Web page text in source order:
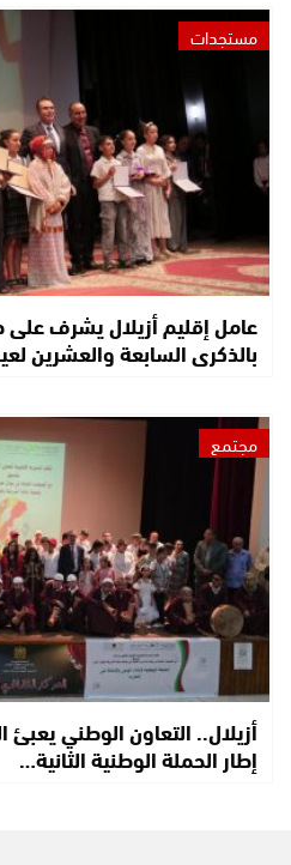
مستجدات
عامل إقليم أزيلال يشرف على
بالذكرى السابعة والعشرين
مجتمع
أزيلال.. التعاون الوطني يعبئ
إطار الحملة الوطنية الثانية…